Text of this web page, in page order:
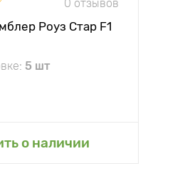
0 отзывов
Роуз Стар F1
5 шт
о наличии